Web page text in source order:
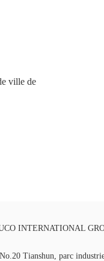
ville de
INTERNATIONAL
Tianshun, parc